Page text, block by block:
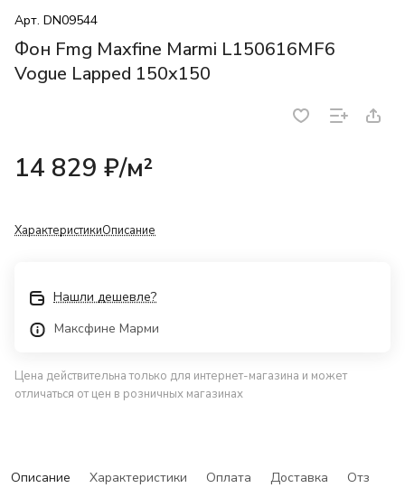
Арт. DN09544
Фон Fmg Maxfine Marmi L150616MF6
Vogue Lapped 150x150
14 829 ₽/м²
ХарактеристикиОписание
Нашли дешевле?
Максфине Марми
Цена действительна только для интернет-магазина и может
отличаться от цен в розничных магазинах
Описание Характеристики Оплата Доставка Отзывы